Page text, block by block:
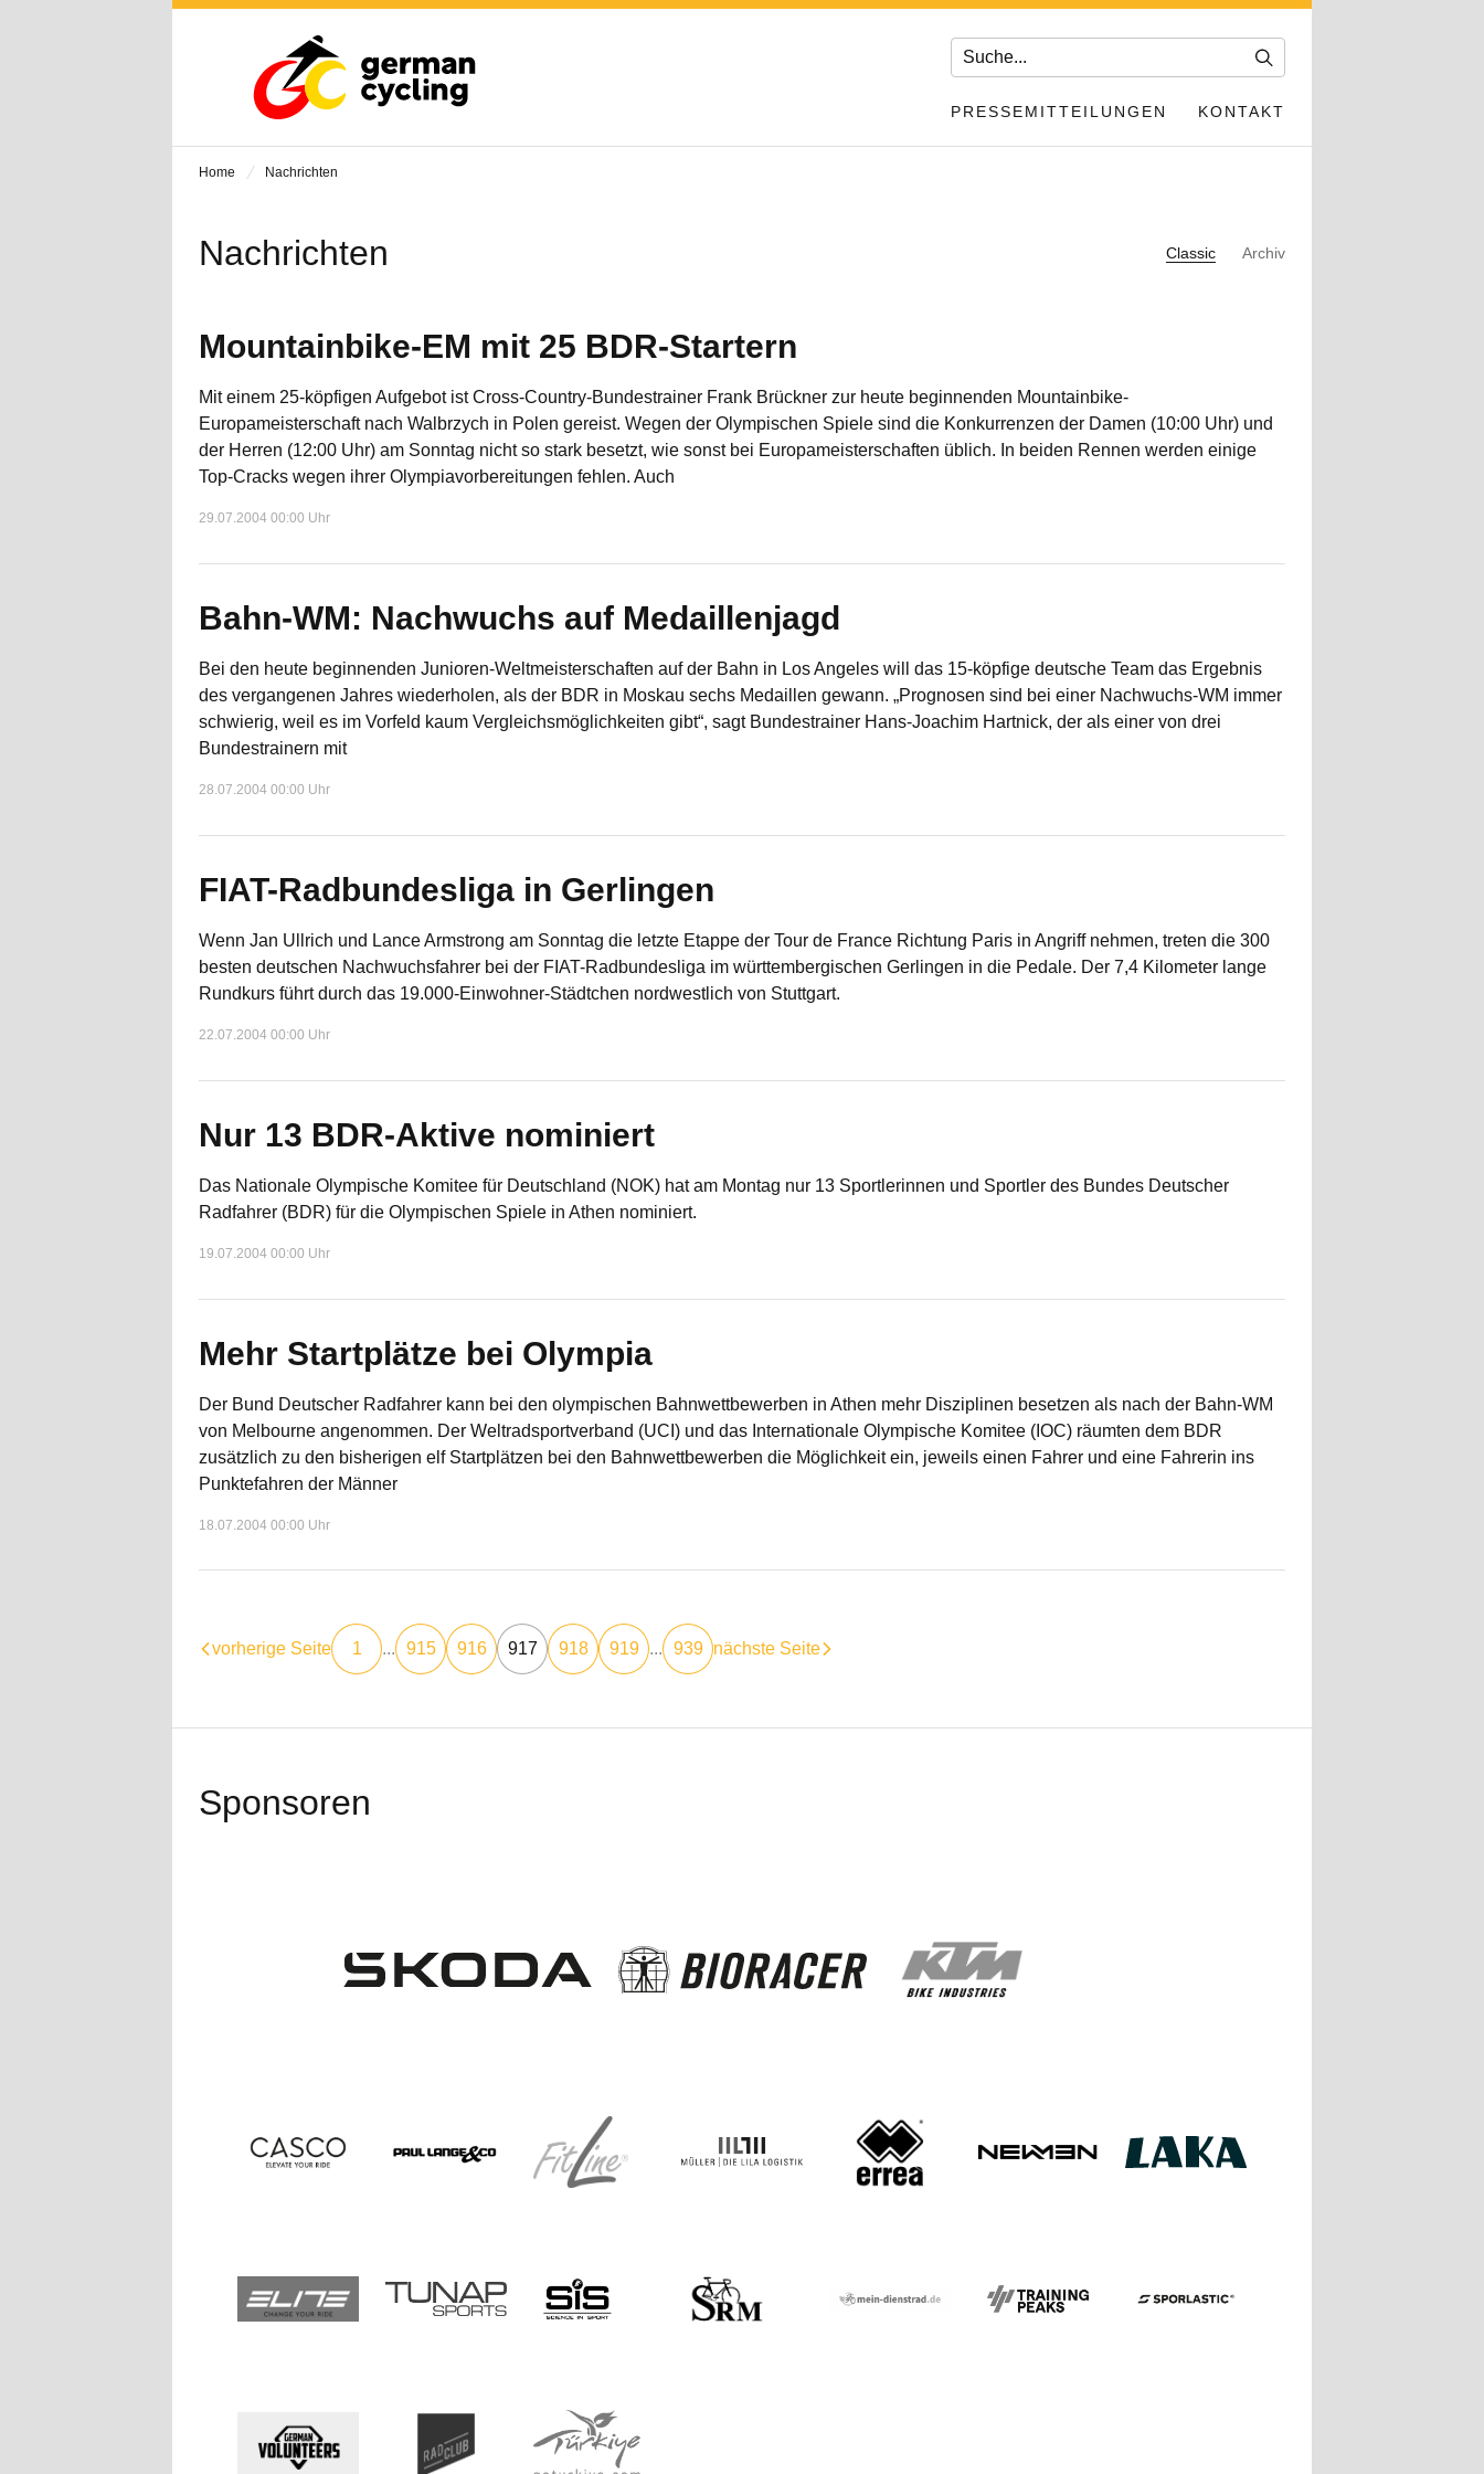
PRESSEMITTEILUNGEN KONTAKT
Home Nachrichten
Nachrichten Classic Archiv
Mountainbike-EM mit 25 BDR-Startern
Mit einem 25-köpfigen Aufgebot ist Cross-Country-Bundestrainer Frank Brückner zur heute beginnenden Mountainbike-
Europameisterschaft nach Walbrzych in Polen gereist. Wegen der Olympischen Spiele sind die Konkurrenzen der Damen (10:00 Uhr) und
der Herren (12:00 Uhr) am Sonntag nicht so stark besetzt, wie sonst bei Europameisterschaften üblich. In beiden Rennen werden einige
Top-Cracks wegen ihrer Olympiavorbereitungen fehlen. Auch
29.07.2004 00:00 Uhr
Bahn-WM: Nachwuchs auf Medaillenjagd
Bei den heute beginnenden Junioren-Weltmeisterschaften auf der Bahn in Los Angeles will das 15-köpfige deutsche Team das Ergebnis
des vergangenen Jahres wiederholen, als der BDR in Moskau sechs Medaillen gewann. „Prognosen sind bei einer Nachwuchs-WM immer
schwierig, weil es im Vorfeld kaum Vergleichsmöglichkeiten gibt“, sagt Bundestrainer Hans-Joachim Hartnick, der als einer von drei
Bundestrainern mit
28.07.2004 00:00 Uhr
FIAT-Radbundesliga in Gerlingen
Wenn Jan Ullrich und Lance Armstrong am Sonntag die letzte Etappe der Tour de France Richtung Paris in Angriff nehmen, treten die 300
besten deutschen Nachwuchsfahrer bei der FIAT-Radbundesliga im württembergischen Gerlingen in die Pedale. Der 7,4 Kilometer lange
Rundkurs führt durch das 19.000-Einwohner-Städtchen nordwestlich von Stuttgart.
22.07.2004 00:00 Uhr
Nur 13 BDR-Aktive nominiert
Das Nationale Olympische Komitee für Deutschland (NOK) hat am Montag nur 13 Sportlerinnen und Sportler des Bundes Deutscher
Radfahrer (BDR) für die Olympischen Spiele in Athen nominiert.
19.07.2004 00:00 Uhr
Mehr Startplätze bei Olympia
Der Bund Deutscher Radfahrer kann bei den olympischen Bahnwettbewerben in Athen mehr Disziplinen besetzen als nach der Bahn-WM
von Melbourne angenommen. Der Weltradsportverband (UCI) und das Internationale Olympische Komitee (IOC) räumten dem BDR
zusätzlich zu den bisherigen elf Startplätzen bei den Bahnwettbewerben die Möglichkeit ein, jeweils einen Fahrer und eine Fahrerin ins
Punktefahren der Männer
18.07.2004 00:00 Uhr
vorherige Seite 1 ... 915 916 917 918 919 ... 939 nächste Seite
Sponsoren